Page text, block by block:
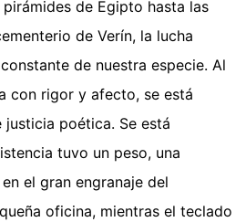
de Egipto hasta las
de Verín, la lucha
de nuestra especie. Al
con rigor y afecto, se está
poética. Se está
tuvo un peso, una
el gran engranaje del
oficina, mientras el teclado